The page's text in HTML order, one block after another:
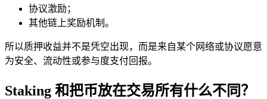
协议激励；
其他链上奖励机制。
所以质押收益并不是凭空出现，而是来自某个网络或协议愿意
为安全、 流动性或参与度支付回报。
Staking 和把币放在交易所有什么不同？